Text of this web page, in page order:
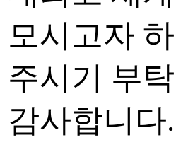
모시고자
주시기 부
감사합니다.